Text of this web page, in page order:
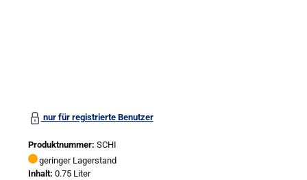
nur für registrierte Benutzer
Produktnummer: SCHI
geringer Lagerstand
Inhalt: 0.75 Liter